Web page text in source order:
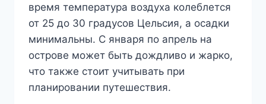
время температура воздуха колеблется
от 25 до 30 градусов Цельсия, а осадки
минимальны. С января по апрель на
острове может быть дождливо и жарко,
что также стоит учитывать при
планировании путешествия.